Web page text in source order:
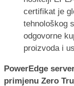
certifikat je
tehnološkog
odgovorne
proizvoda i
PowerEdge
primjenu Zero